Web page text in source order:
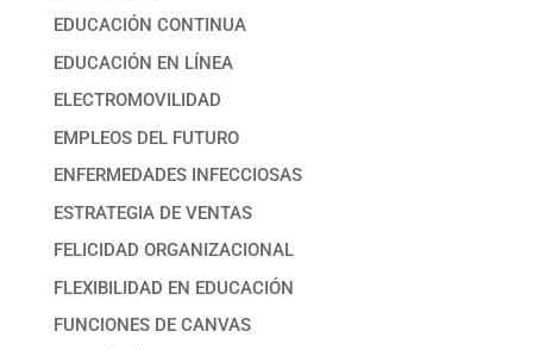
EDUCACIÓN CONTINUA
EDUCACIÓN EN LÍNEA
ELECTROMOVILIDAD
EMPLEOS DEL FUTURO
ENFERMEDADES INFECCIOSAS
ESTRATEGIA DE VENTAS
FELICIDAD ORGANIZACIONAL
FLEXIBILIDAD EN EDUCACIÓN
FUNCIONES DE CANVAS